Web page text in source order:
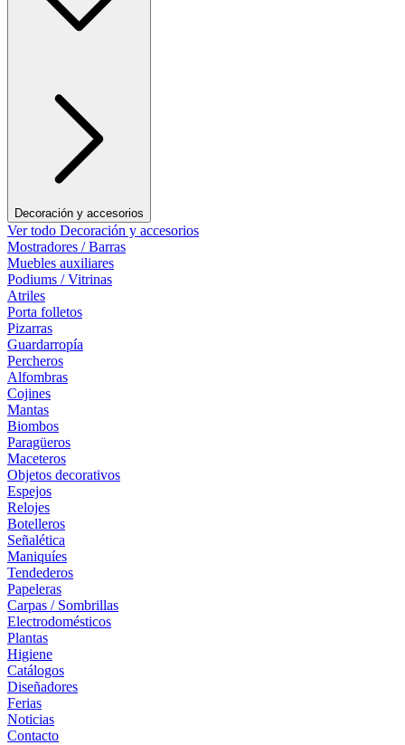
Decoración y accesorios
Ver todo Decoración y accesorios
Mostradores / Barras
Muebles auxiliares
Podiums / Vitrinas
Atriles
Porta folletos
Pizarras
Guardarropía
Percheros
Alfombras
Cojines
Mantas
Biombos
Paragüeros
Maceteros
Objetos decorativos
Espejos
Relojes
Botelleros
Señalética
Maniquíes
Tendederos
Papeleras
Carpas / Sombrillas
Electrodomésticos
Plantas
Higiene
Catálogos
Diseñadores
Ferias
Noticias
Contacto